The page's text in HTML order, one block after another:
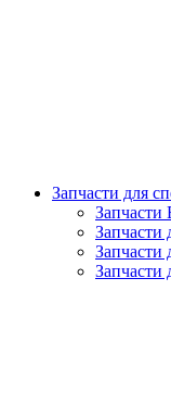
Запчасти для
Запчасти
Запчасти
Запчасти